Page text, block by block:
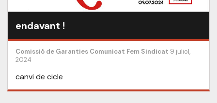
endavant !
Comissió de Garanties Comunicat Fem Sindicat 9 juliol,
2024
canvi de cicle